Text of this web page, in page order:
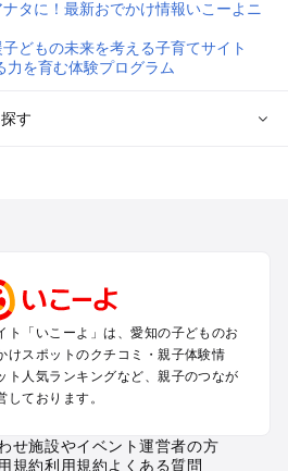
す
各務原・尾張のプールお出かけ
知多）のプールお出かけ
ット
ト「いこーよ」は、愛知の子どものお
けスポットのクチコミ・親子体験情
ト人気ランキングなど、親子のつなが
しております。
せ施設やイベント運営者の方
規約利用規約よくある質問